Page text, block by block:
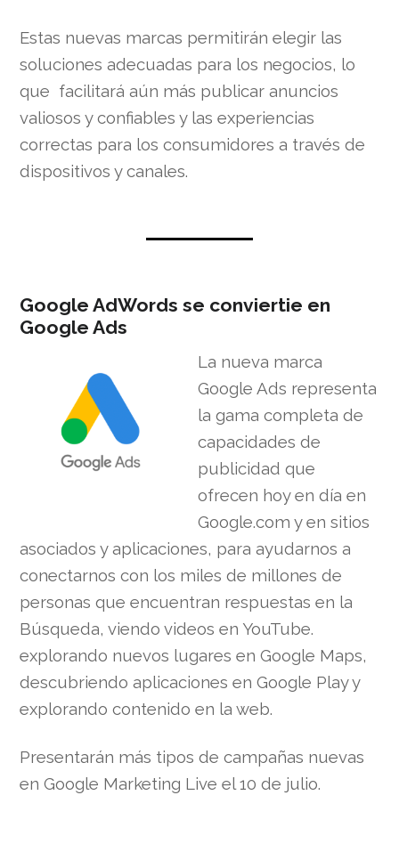
Estas nuevas marcas permitirán elegir las
soluciones adecuadas para los negocios, lo
que facilitará aún más publicar anuncios
valiosos y confiables y las experiencias
correctas para los consumidores a través de
dispositivos y canales.
Google AdWords se conviertie en
Google Ads
La nueva marca
Google Ads representa
la gama completa de
capacidades de
publicidad que
ofrecen hoy en día en
Google.com y en sitios
asociados y aplicaciones, para ayudarnos a
conectarnos con los miles de millones de
personas que encuentran respuestas en la
Búsqueda, viendo videos en YouTube.
explorando nuevos lugares en Google Maps,
descubriendo aplicaciones en Google Play y
explorando contenido en la web.
Presentarán más tipos de campañas nuevas
en Google Marketing Live el 10 de julio.